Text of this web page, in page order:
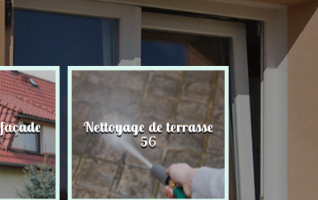
Nettoyage de terrasse
56
Peinture